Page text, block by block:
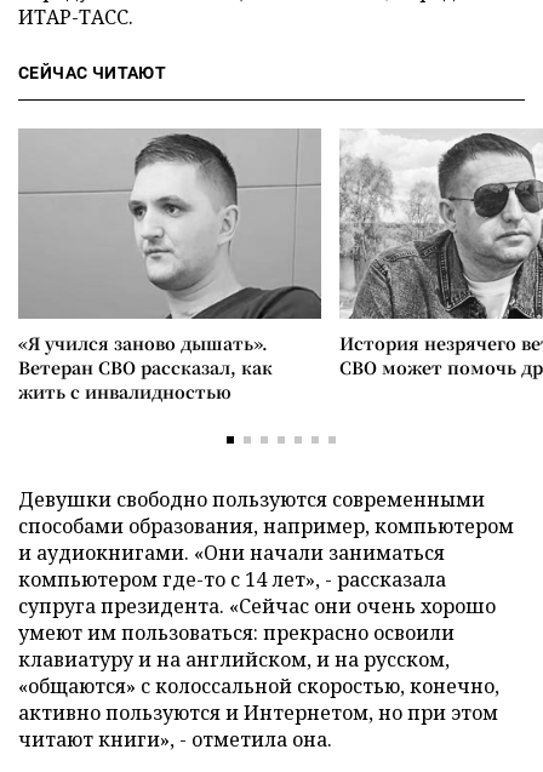
ИТАР-ТАСС.
СЕЙЧАС ЧИТАЮТ
«Я учился заново дышать».
Ветеран СВО рассказал, как
жить с инвалидностью
История незрячего
СВО может помочь
Девушки свободно пользуются современными
способами образования, например, компьютером
и аудиокнигами. «Они начали заниматься
компьютером где-то с 14 лет», - рассказала
супруга президента. «Сейчас они очень хорошо
умеют им пользоваться: прекрасно освоили
клавиатуру и на английском, и на русском,
«общаются» с колоссальной скоростью, конечно,
активно пользуются и Интернетом, но при этом
читают книги», - отметила она.